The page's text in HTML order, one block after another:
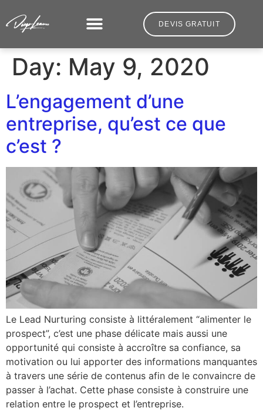
DEVIS GRATUIT
Day: May 9, 2020
L’engagement d’une
entreprise, qu’est ce que
c’est ?
Le Lead Nurturing consiste à littéralement “alimenter le
prospect”, c’est une phase délicate mais aussi une
opportunité qui consiste à accroître sa confiance, sa
motivation ou lui apporter des informations manquantes
à travers une série de contenus afin de le convaincre de
passer à l’achat. Cette phase consiste à construire une
relation entre le prospect et l’entreprise.